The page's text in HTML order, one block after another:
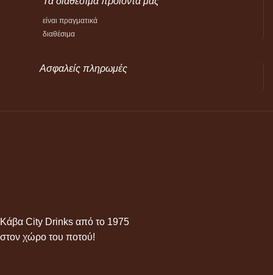
είναι πραγματικά
διαθέσιμα
Ασφαλείς πληρωμές
Κάβα City Drinks από το 1975
στον χώρο του ποτού!